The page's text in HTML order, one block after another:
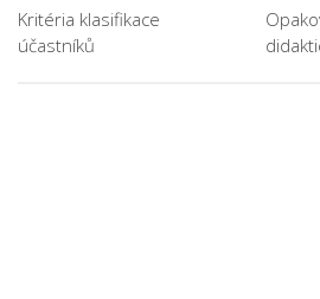
Kritéria klasifikace
účastníků